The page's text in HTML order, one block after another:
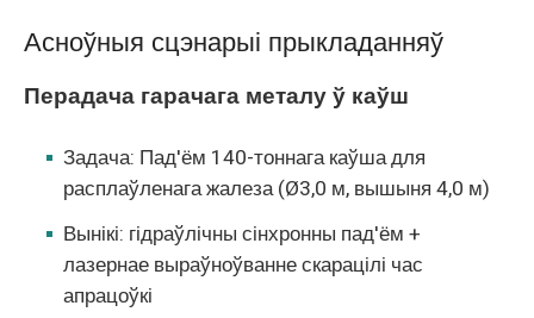
Асноўныя сцэнарыі прыкладанняў
Перадача гарачага металу ў каўш
Задача: Пад'ём 140-тоннага каўша для
расплаўленага жалеза (Ø3,0 м, вышыня 4,0 м)
Вынікі: гідраўлічны сінхронны пад'ём +
лазернае выраўноўванне скарацілі час
апрацоўкі